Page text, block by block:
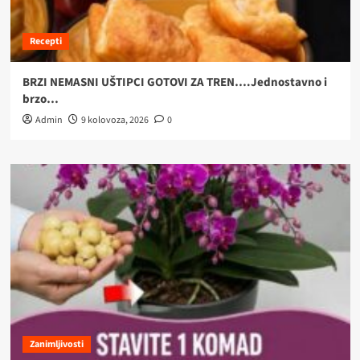
Recepti
BRZI NEMASNI UŠTIPCI GOTOVI ZA TREN….Jednostavno i
brzo…
Admin 9 kolovoza, 2026 0
Zanimljivosti